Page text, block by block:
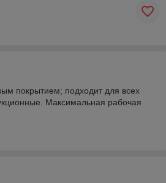
покрытием; подходит для всех
Максимальная рабочая